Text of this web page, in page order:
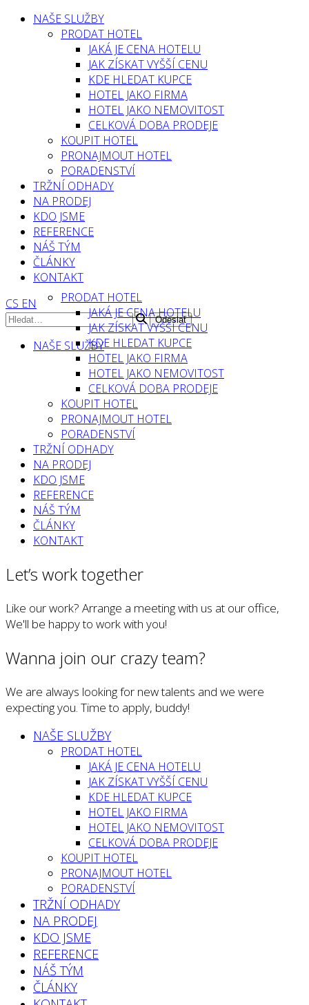
NAŠE SLUŽBY
PRODAT HOTEL
JAKÁ JE CENA HOTELU
JAK ZÍSKAT VYŠŠÍ CENU
KDE HLEDAT KUPCE
HOTEL JAKO FIRMA
HOTEL JAKO NEMOVITOST
CELKOVÁ DOBA PRODEJE
KOUPIT HOTEL
PRONAJMOUT HOTEL
PORADENSTVÍ
TRŽNÍ ODHADY
NA PRODEJ
KDO JSME
REFERENCE
NÁŠ TÝM
ČLÁNKY
KONTAKT
CS EN
NAŠE SLUŽBY
PRODAT HOTEL
JAKÁ JE CENA HOTELU
JAK ZÍSKAT VYŠŠÍ CENU
KDE HLEDAT KUPCE
HOTEL JAKO FIRMA
HOTEL JAKO NEMOVITOST
CELKOVÁ DOBA PRODEJE
KOUPIT HOTEL
PRONAJMOUT HOTEL
PORADENSTVÍ
TRŽNÍ ODHADY
NA PRODEJ
KDO JSME
REFERENCE
NÁŠ TÝM
ČLÁNKY
KONTAKT
Let’s work together
Like our work? Arrange a meeting with us at our office,
We'll be happy to work with you!
Wanna join our crazy team?
We are always looking for new talents and we were
expecting you. Time to apply, buddy!
NAŠE SLUŽBY
PRODAT HOTEL
JAKÁ JE CENA HOTELU
JAK ZÍSKAT VYŠŠÍ CENU
KDE HLEDAT KUPCE
HOTEL JAKO FIRMA
HOTEL JAKO NEMOVITOST
CELKOVÁ DOBA PRODEJE
KOUPIT HOTEL
PRONAJMOUT HOTEL
PORADENSTVÍ
TRŽNÍ ODHADY
NA PRODEJ
KDO JSME
REFERENCE
NÁŠ TÝM
ČLÁNKY